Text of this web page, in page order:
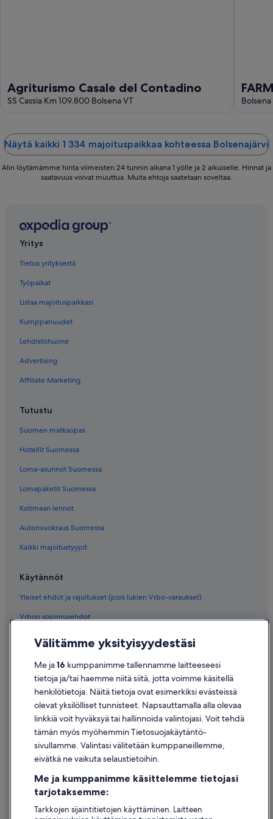
Agriturismo Casale del Contadino
SS Cassia Km 109.800 Bolsena VT Bolsena
Näytä kaikki 1 334 majoituspaikkaa kohteessa Bolsenajärvi
Alin löytämämme hinta viimeisten 24 tunnin aikana 1 yölle ja 2 aikuiselle. Hinnat ja
saatavuus voivat muuttua. Muita ehtoja saatetaan soveltaa.
Yritys
Tietoa yrityksestä
Työpaikat
Listaa majoituspaikkasi
Kumppanuudet
Lehdistöhuone
Advertising
Affiliate Marketing
Tutustu
Suomen matkaopas
Hotellit Suomessa
Loma-asunnot Suomessa
Lomapaketit Suomessa
Kotimaan lennot
Autonvuokraus Suomessa
Kaikki majoitustyypit
Käytännöt
Yleiset ehdot ja rajoitukset (pois lukien Vrbo-varaukset)
Vrbon sopimusehdot
Saavutettavuus
Evästeet
Käyttöehdot
Oikeudelliset tiedot / ota meihin yhteyttä
Sisältövaatimukset ja ilmoituksen tekeminen sisällöstä
Tuki
Ota yhteyttä
Välitämme yksityisyydestäsi
Me ja16 kumppanimme tallennamme laitteeseesi
tietoja ja/tai haemme niitä siitä, jotta voimme käsitellä
henkilötietoja. Näitä tietoja ovat esimerkiksi evästeissä
olevat yksilölliset tunnisteet. Napsauttamalla alla olevaa
linkkiä voit hyväksyä tai hallinnoida valintojasi. Voit tehdä
tämän myös myöhemmin Tietosuojakäytäntö-
sivullamme. Valintasi välitetään kumppaneillemme,
eivätkä ne vaikuta selaustietoihin.
Me ja kumppanimme käsittelemme tietojasi
tarjotaksemme:
Tarkkojen sijaintitietojen käyttäminen. Laitteen